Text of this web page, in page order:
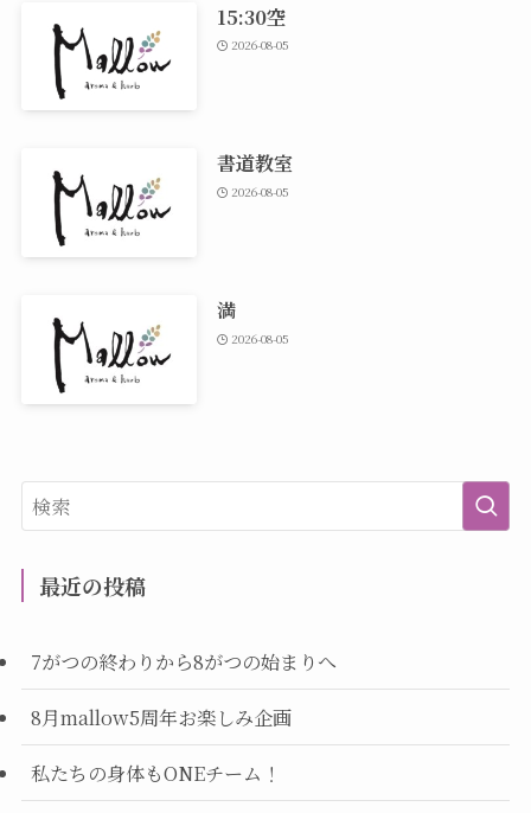
15:30空
2026-08-05
書道教室
2026-08-05
満
2026-08-05
最近の投稿
7がつの終わりから8がつの始まりへ
8月mallow5周年お楽しみ企画
私たちの身体もONEチーム！